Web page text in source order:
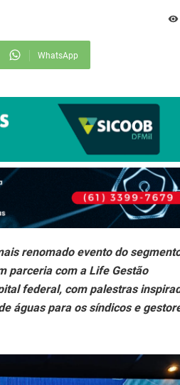
WhatsApp
renomado evento do
parceria com a Life Gestão
federal, com palestras
águas para os síndicos e